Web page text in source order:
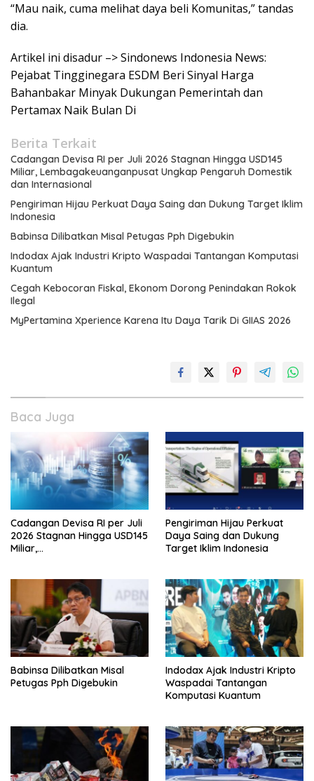
“Mau naik, cuma melihat daya beli Komunitas,” tandas
dia.
Artikel ini disadur –> Sindonews Indonesia News:
Pejabat Tingginegara ESDM Beri Sinyal Harga
Bahanbakar Minyak Dukungan Pemerintah dan
Pertamax Naik Bulan Di
Berita Terkait
Cadangan Devisa RI per Juli 2026 Stagnan Hingga USD145
Miliar, Lembagakeuanganpusat Ungkap Pengaruh Domestik
dan Internasional
Pengiriman Hijau Perkuat Daya Saing dan Dukung Target Iklim
Indonesia
Babinsa Dilibatkan Misal Petugas Pph Digebukin
Indodax Ajak Industri Kripto Waspadai Tantangan Komputasi
Kuantum
Cegah Kebocoran Fiskal, Ekonom Dorong Penindakan Rokok
Ilegal
MyPertamina Xperience Karena Itu Daya Tarik Di GIIAS 2026
Baca Juga
Cadangan Devisa RI per Juli
2026 Stagnan Hingga USD145
Miliar,
dan Internasional
Pengiriman Hijau Perkuat
Daya Saing dan Dukung
Target Iklim Indonesia
Babinsa Dilibatkan Misal
Petugas Pph Digebukin
Indodax Ajak Industri Kripto
Waspadai Tantangan
Komputasi Kuantum